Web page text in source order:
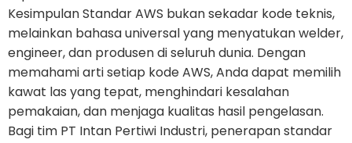
Kesimpulan Standar AWS bukan sekadar kode teknis,
melainkan bahasa universal yang menyatukan welder,
engineer, dan produsen di seluruh dunia. Dengan
memahami arti setiap kode AWS, Anda dapat memilih
kawat las yang tepat, menghindari kesalahan
pemakaian, dan menjaga kualitas hasil pengelasan.
Bagi tim PT Intan Pertiwi Industri, penerapan standar